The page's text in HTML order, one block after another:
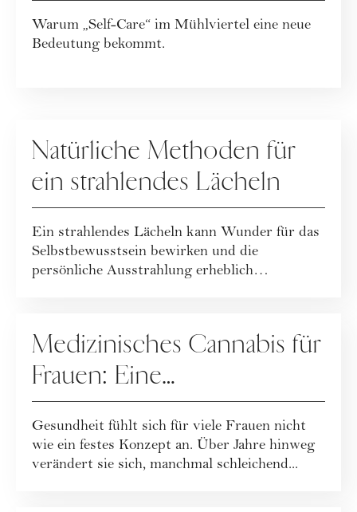
Warum „Self-Care“ im Mühlviertel eine neue
Bedeutung bekommt.
Natürliche Methoden für
ein strahlendes Lächeln
Ein strahlendes Lächeln kann Wunder für das
Selbstbewusstsein bewirken und die
persönliche Ausstrahlung erheblich
Medizinisches Cannabis für
Frauen: Eine
Therapieentscheidung mit
Verantwortung
Gesundheit fühlt sich für viele Frauen nicht
wie ein festes Konzept an. Über Jahre hinweg
verändert sie sich, manchmal schleichend...